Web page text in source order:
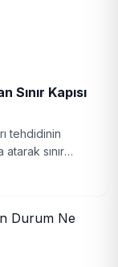
Kapısı
tehdidinin
sınır